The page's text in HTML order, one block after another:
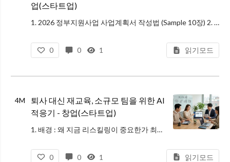
업(스타트업)
1. 2026 정부지원사업 사업계획서 작성법 (Sample 10장) 2. 2026 정부지원사업 사업계획서 작성법 전체 강의안 https://drive.google.com/file/d/1QcapY8uvs9W0Hotk7WR8bu
0 0 1 읽기모드
4M
퇴사 대신 재교육, 소규모 팀을 위한 AI
적응기 - 창업(스타트업)
1. 배경 : 왜 지금 리스킬링이 중요한가 최근 챗GPT와 같은 AI 기술이 급격히 발전하면서, 소규모 사업장에서도 "이제 사람 대신 AI를 써야 하나?"라는 고민이 많아졌습니다. 하지만 숙련된 직원을 내보내고 새로운 기술자만
0 0 1 읽기모드